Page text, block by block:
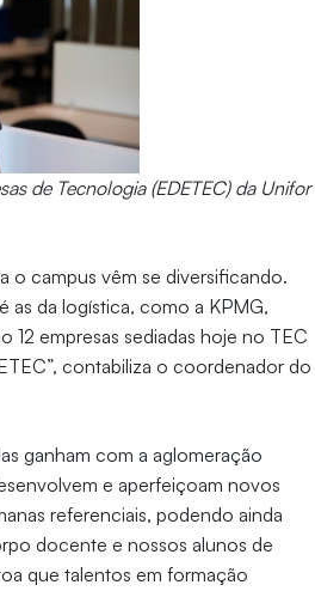
de Tecnologia (EDETEC) da Unifor
o campus vêm se diversificando.
as da logística, como a KPMG,
12 empresas sediadas hoje no TEC
contabiliza o coordenador do
ganham com a aglomeração
e aperfeiçoam novos
referenciais, podendo ainda
docente e nossos alunos de
que talentos em formação